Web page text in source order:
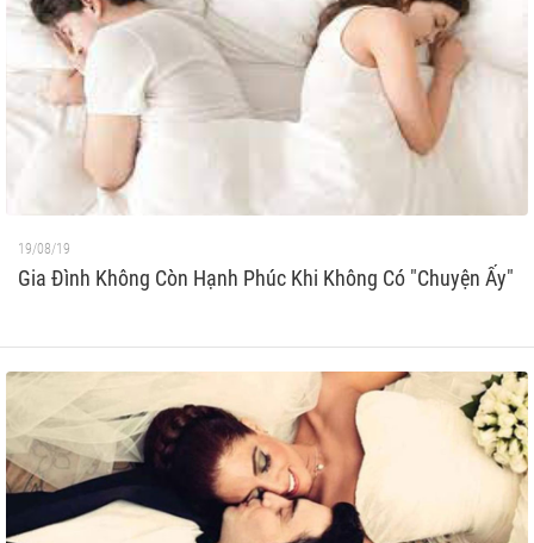
19/08/19
Gia Đình Không Còn Hạnh Phúc Khi Không Có "Chuyện Ấy"